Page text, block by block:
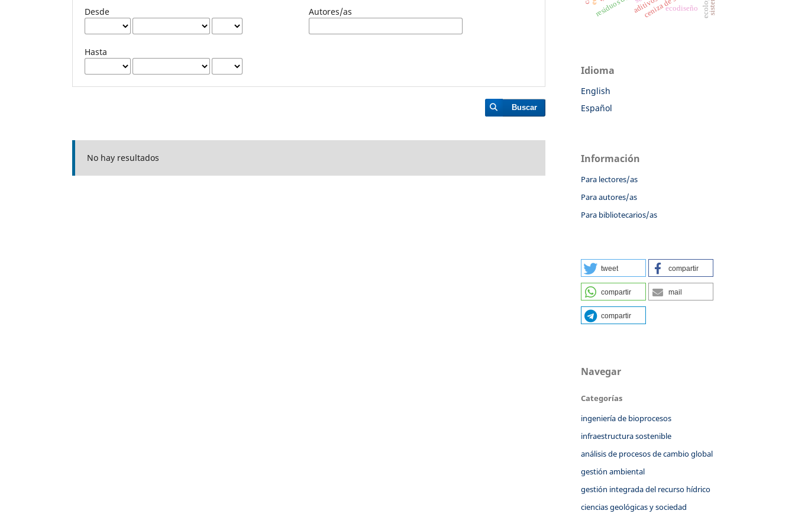
Desde
Hasta
Autores/as
Buscar
No hay resultados
ecodiseño
Idioma
English
Español
Información
Para lectores/as
Para autores/as
Para bibliotecarios/as
tweet compartir
compartir mail
compartir
Navegar
Categorías
ingeniería de bioprocesos
infraestructura sostenible
análisis de procesos de cambio global
gestión ambiental
gestión integrada del recurso hídrico
ciencias geológicas y sociedad